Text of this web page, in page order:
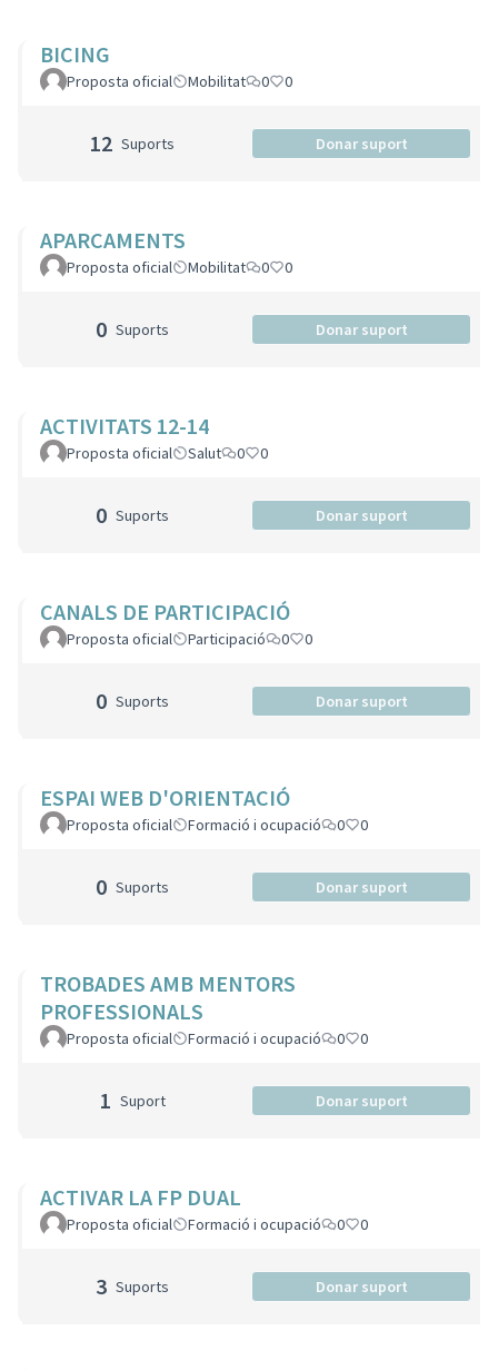
BICING
Proposta oficial Mobilitat 0 0
12 Suports Donar suport
APARCAMENTS
Proposta oficial Mobilitat 0 0
0 Suports Donar suport
ACTIVITATS 12-14
Proposta oficial Salut 0 0
0 Suports Donar suport
CANALS DE PARTICIPACIÓ
Proposta oficial Participació 0 0
0 Suports Donar suport
ESPAI WEB D'ORIENTACIÓ
Proposta oficial Formació i ocupació 0 0
0 Suports Donar suport
TROBADES AMB MENTORS
PROFESSIONALS
Proposta oficial Formació i ocupació 0 0
1 Suport Donar suport
ACTIVAR LA FP DUAL
Proposta oficial Formació i ocupació 0 0
3 Suports Donar suport